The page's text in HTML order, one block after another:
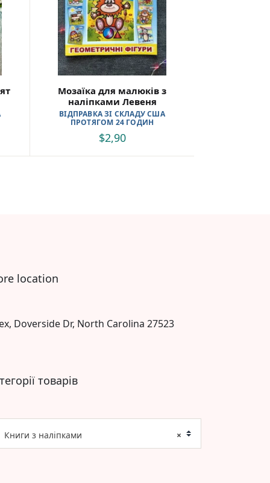
Мозаїка для малюків з
наліпками Левеня
ВІДПРАВКА ЗІ СКЛАДУ США
ПРОТЯГОМ 24 ГОДИН
$2,90
location
Doverside Dr, North Carolina 27523
товарів
×
Книги з наліпками